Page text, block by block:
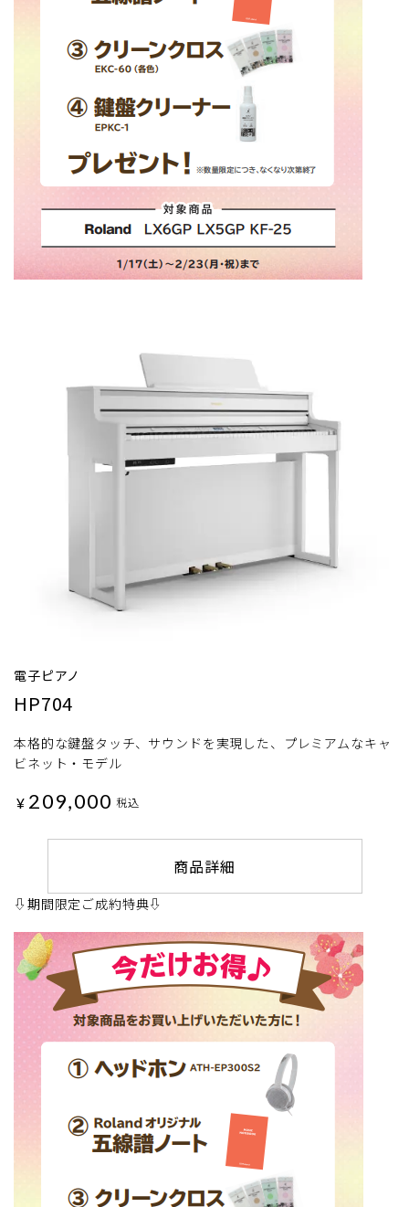
電子ピアノ
HP704
本格的な鍵盤タッチ、サウンドを実現した、プレミアムなキャ
ビネット・モデル
¥ 209,000 税込
商品詳細
⇩期間限定ご成約特典⇩